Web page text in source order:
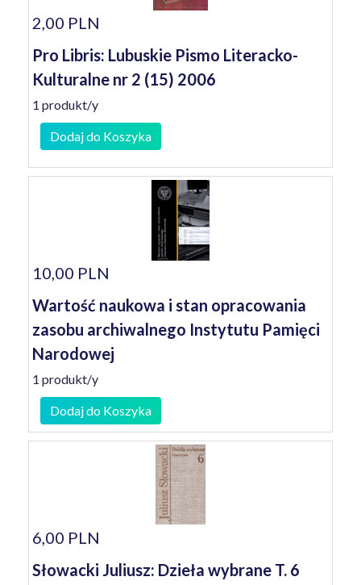
2,00 PLN
Pro Libris: Lubuskie Pismo Literacko-
Kulturalne nr 2 (15) 2006
1 produkt/y
Dodaj do Koszyka
10,00 PLN
Wartość naukowa i stan opracowania
zasobu archiwalnego Instytutu Pamięci
Narodowej
1 produkt/y
Dodaj do Koszyka
6,00 PLN
Słowacki Juliusz: Dzieła wybrane T. 6